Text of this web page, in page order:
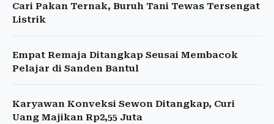
Cari Pakan Ternak, Buruh Tani Tewas Tersengat
Listrik
Empat Remaja Ditangkap Seusai Membacok
Pelajar di Sanden Bantul
Karyawan Konveksi Sewon Ditangkap, Curi
Uang Majikan Rp2,55 Juta